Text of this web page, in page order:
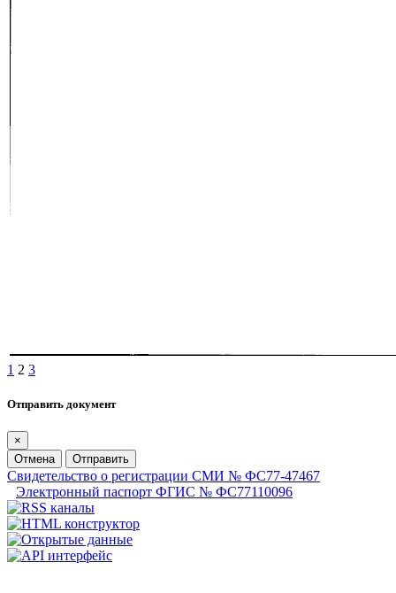
1 2 3
Отправить документ
×
Отмена
Отправить
Свидетельство о регистрации СМИ № ФС77-47467
Электронный паспорт ФГИС № ФС77110096